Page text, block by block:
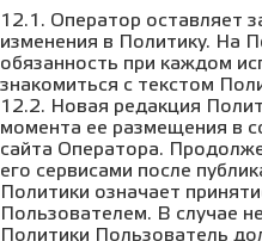
12.1. Оператор оставляет
изменения в Политику. На
обязанность при каждом
знакомиться с текстом
12.2. Новая редакция
момента ее размещения в
сайта Оператора.
его сервисами после
Политики означает
Пользователем. В случае
Политики Пользователь